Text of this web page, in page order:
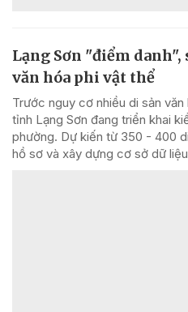
Lạng Sơn "điểm danh",
văn hóa phi vật thể
Trước nguy cơ nhiều di sản
tỉnh Lạng Sơn đang triển khai
phường. Dự kiến từ 350 - 400
hồ sơ và xây dựng cơ sở dữ